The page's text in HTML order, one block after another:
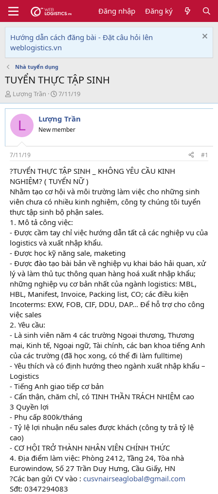
Đăng nhập Đăng ký
Hướng dẫn cách đăng bài - Đặt câu hỏi lên
weblogistics.vn
Nhà tuyển dụng
TUYỂN THỰC TẬP SINH
T
h
r
e
d
s
t
a
r
t
e
r
Lượng Trần
N
g
à
y
g
i
7/11/19
L Lượng Trần
New member
7/11/19 #1
?TUYỂN THỰC TẬP SINH _ KHÔNG YÊU CẦU KINH
NGHIỆM? ( TUYỂN NỮ )
Nhằm tạo cơ hội và môi trường làm việc cho những sinh
viên chưa có nhiều kinh nghiệm, công ty chúng tôi tuyển
thực tập sinh bộ phận sales.
1. Mô tả công việc:
- Được cầm tay chỉ việc hướng dẫn tất cả các nghiệp vụ của
logistics và xuất nhập khẩu.
- Được học kỹ năng sale, maketing
- Được đào tạo bài bản về nghiệp vụ khai báo hải quan, xử
lý và làm thủ tục thông quan hàng hoá xuất nhập khẩu;
những nghiệp vụ cơ bản nhất của ngành logistics: MBL,
HBL, Manifest, Invoice, Packing list, CO; các điều kiện
Incoterms: EXW, FOB, CIF, DDU, DAP… Để hỗ trợ cho công
việc sales
2. Yêu cầu:
- Là sinh viên năm 4 các trường Ngoại thương, Thương
mại, Kinh tế, Ngoại ngữ, Tài chính, các bạn khoa tiếng Anh
của các trường (đã học xong, có thể đi làm fulltime)
- Yêu thích và có định hướng theo ngành xuất nhập khẩu –
Logistics
- Tiếng Anh giao tiếp cơ bản
- Cẩn thận, chăm chỉ, có TINH THẦN TRÁCH NHIỆM cao
3 Quyền lợi
- Phụ cấp 800k/tháng
- Tỷ lệ lợi nhuận nếu sales được khách (công ty trả tỷ lệ
cao)
- CƠ HỘI TRỞ THÀNH NHÂN VIÊN CHÍNH THỨC
4. Địa điểm làm việc: Phòng 2412, Tầng 24, Tòa nhà
Eurowindow, Số 27 Trần Duy Hưng, Cầu Giấy, HN
?Các bạn gửi CV vào : cusvnairseaglobal@gmail.com
Sđt: 0347294083